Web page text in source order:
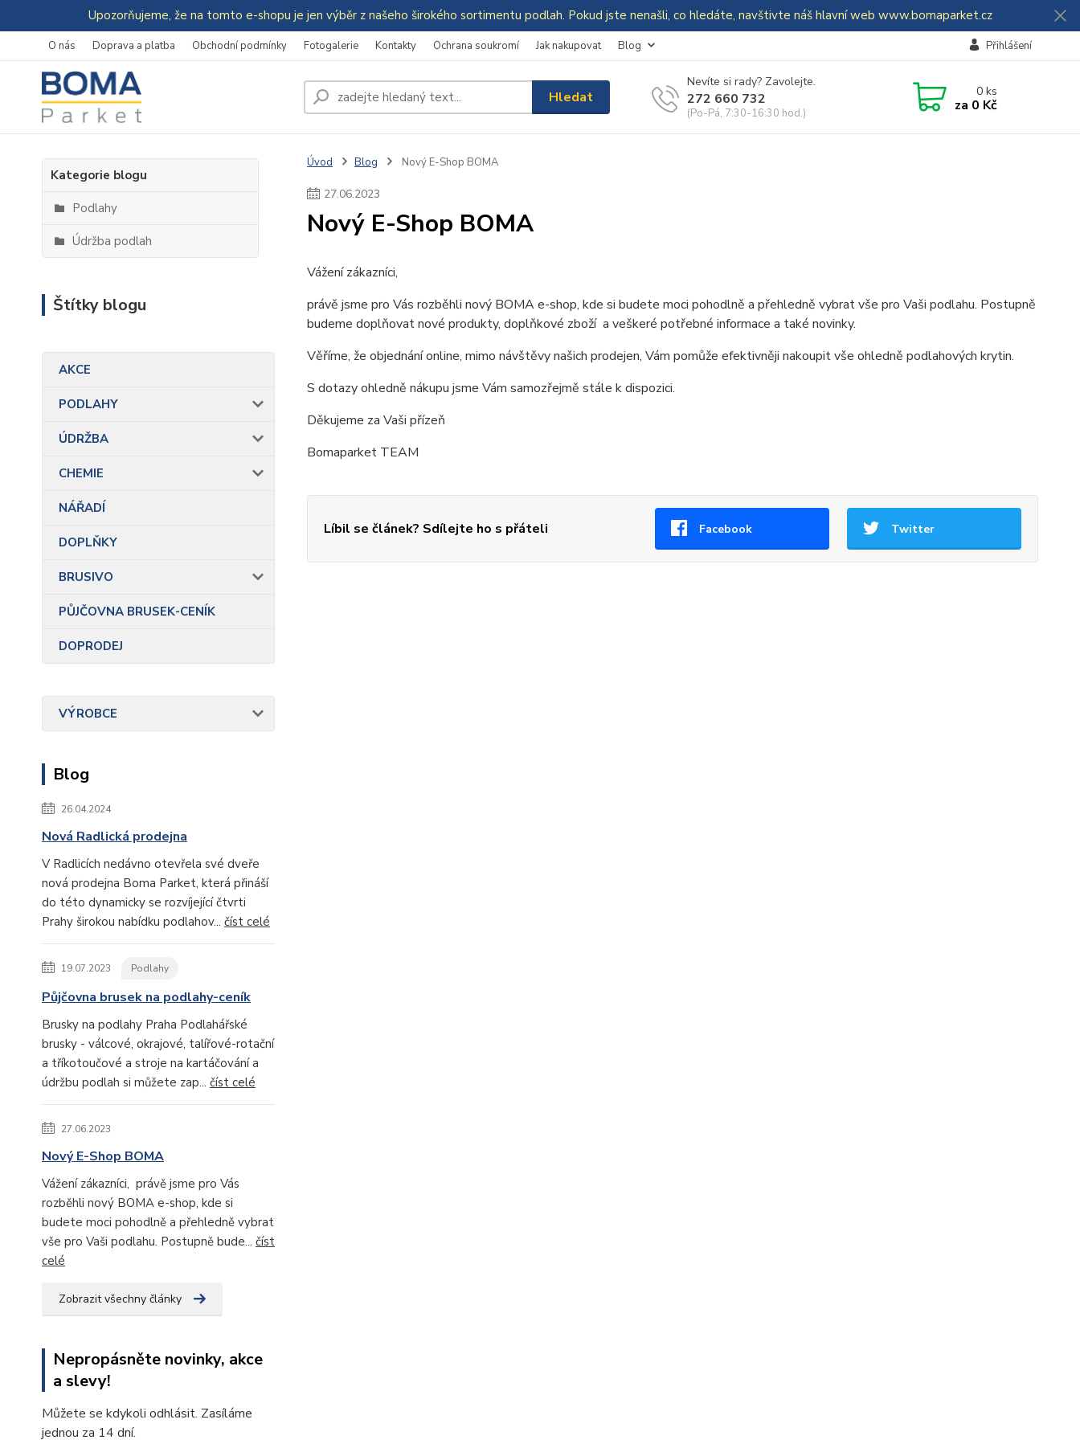
Upozorňujeme, že na tomto e-shopu je jen výběr z našeho širokého sortimentu podlah. Pokud jste nenašli, co hledáte, navštivte náš hlavní web www.bomaparket.cz
O nás Doprava a platba Obchodní podmínky Fotogalerie Kontakty Ochrana soukromí Jak nakupovat Blog Přihlášení
Hledat
Nevíte si rady? Zavolejte.
272 660 732
(Po-Pá, 7:30-16:30 hod.)
0ks
za 0 Kč
Kategorie blogu
Podlahy
Údržba podlah
Štítky blogu
AKCE
PODLAHY
ÚDRŽBA
CHEMIE
NÁŘADÍ
DOPLŇKY
BRUSIVO
PŮJČOVNA BRUSEK-CENÍK
DOPRODEJ
VÝROBCE
Blog
26.04.2024
Nová Radlická prodejna
V Radlicích nedávno otevřela své dveře
nová prodejna Boma Parket, která přináší
do této dynamicky se rozvíjející čtvrti
Prahy širokou nabídku podlahov... číst celé
19.07.2023 Podlahy
Půjčovna brusek na podlahy-ceník
Brusky na podlahy Praha Podlahářské
brusky - válcové, okrajové, talířové-rotační
a tříkotoučové a stroje na kartáčování a
údržbu podlah si můžete zap... číst celé
27.06.2023
Nový E-Shop BOMA
Vážení zákazníci, právě jsme pro Vás
rozběhli nový BOMA e-shop, kde si
budete moci pohodlně a přehledně vybrat
vše pro Vaši podlahu. Postupně bude... číst
celé
Zobrazit všechny články
Nepropásněte novinky, akce
a slevy!
Můžete se kdykoli odhlásit. Zasíláme
jednou za 14 dní.
Úvod Blog Nový E-Shop BOMA
27.06.2023
Nový E-Shop BOMA
Vážení zákazníci,
právě jsme pro Vás rozběhli nový BOMA e-shop, kde si budete moci pohodlně a přehledně vybrat vše pro Vaši podlahu. Postupně
budeme doplňovat nové produkty, doplňkové zboží a veškeré potřebné informace a také novinky.
Věříme, že objednání online, mimo návštěvy našich prodejen, Vám pomůže efektivněji nakoupit vše ohledně podlahových krytin.
S dotazy ohledně nákupu jsme Vám samozřejmě stále k dispozici.
Děkujeme za Vaši přízeň
Bomaparket TEAM
Líbil se článek? Sdílejte ho s přáteli Facebook Twitter